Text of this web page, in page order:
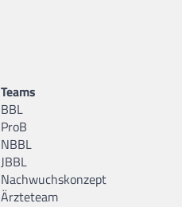
Teams
BBL
ProB
NBBL
JBBL
Nachwuchskonzept
Ärzteteam